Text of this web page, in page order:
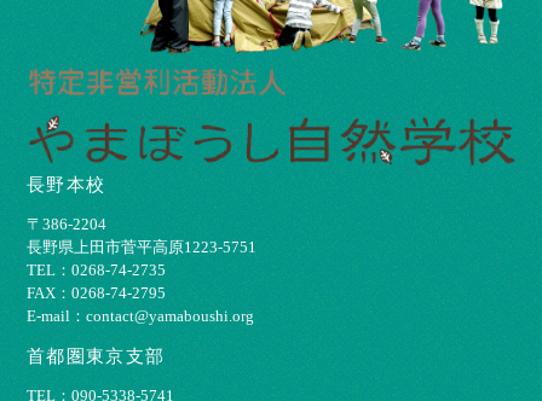
長野本校
〒386-2204
⻑野県上⽥市菅平⾼原1223-5751
TEL：0268-74-2735
FAX：0268-74-2795
E-mail：contact@yamaboushi.org
首都圏東京支部
TEL：090-5338-5741